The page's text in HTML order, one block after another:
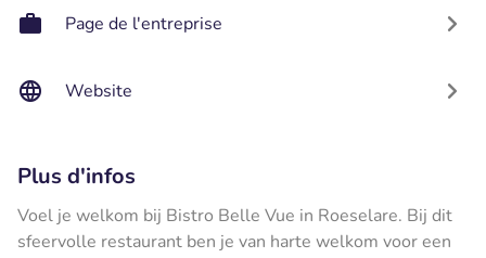
Page de l'entreprise
Website
Plus d'infos
Voel je welkom bij Bistro Belle Vue in Roeselare. Bij dit
sfeervolle restaurant ben je van harte welkom voor een